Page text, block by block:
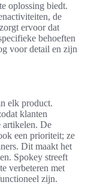
oplossing biedt.
de
ervoor dat
behoeften
voor detail en zijn
elk product.
klanten
artikelen. De
een prioriteit; ze
Dit maakt het
Spokey streeft
verbeteren met
zijn.